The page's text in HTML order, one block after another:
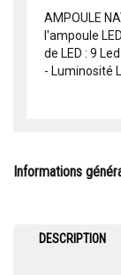
AMPOULE
l'ampoule
de LED : 9
- Luminosité
Informations
DESCRIPTION